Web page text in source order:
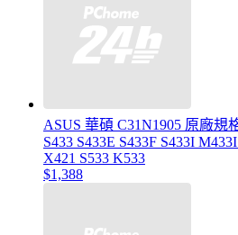
ASUS 華碩 C31N1905 原廠規
S433 S433E S433F S433I
X421 S533 K533
$1,388